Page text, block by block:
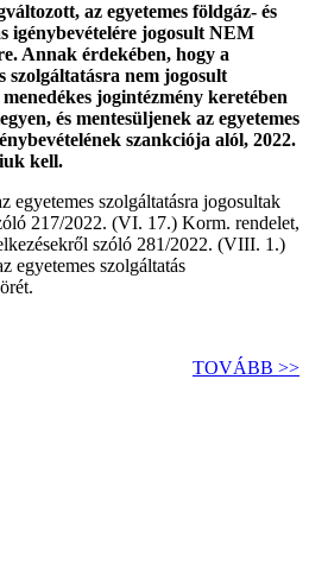
az egyetemes földgáz- és
igénybevételére jogosult NEM
Annak érdekében, hogy a
szolgáltatásra nem jogosult
jogintézmény keretében
és mentesüljenek az egyetemes
szankciója alól, 2022.
kell.
egyetemes szolgáltatásra jogosultak
217/2022. (VI. 17.) Korm. rendelet,
szóló 281/2022. (VIII. 1.)
egyetemes szolgáltatás
TOVÁBB >>